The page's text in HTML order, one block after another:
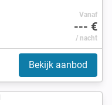
Vanaf
--- €
/ nacht
Bekijk aanbod